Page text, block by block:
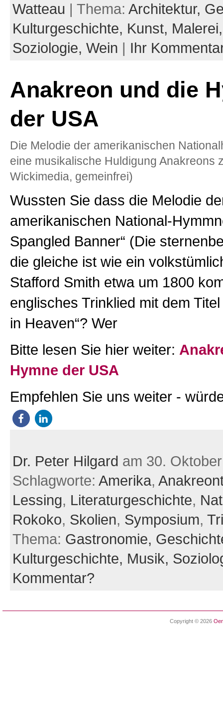
Watteau | Thema: Architektur,
Kulturgeschichte, Kunst,
Soziologie, Wein | Ihr
Anakreon und die
der USA
Die Melodie der amerikanischen
eine musikalische Huldigung Anakreons
Wickimedia, gemeinfrei)
Wussten Sie dass die Melodie
amerikanischen National-
Spangled Banner“ (Die
die gleiche ist wie ein
Stafford Smith etwa um 1800
englisches Trinklied mit dem Titel
in Heaven“? Wer
Bitte lesen Sie hier weiter:
Hymne der USA
Empfehlen Sie uns weiter -
Dr. Peter Hilgard am 30.
Schlagworte: Amerika,
Lessing, Literaturgeschichte,
Rokoko, Skolien, Symposium,
Thema: Gastronomie,
Kulturgeschichte, Musik,
Kommentar?
Copyright © 2026